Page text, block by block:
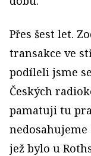
Přes šest let.
transakce ve
podíleli jsme
Českých
pamatuji tu
nedosahujeme
jež bylo u